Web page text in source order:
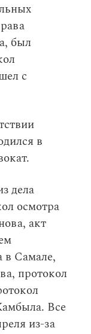
был
с
в
дела
осмотра
акт
в Самале,
протокол
Все
из-за